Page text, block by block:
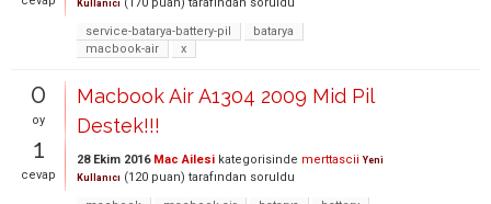
Kullanıcı
service-batarya-battery-pil
batarya
macbook-air
x
0
oy
1
cevap
Macbook Air A1304 2009 Mid Pil
Destek!!!
28 Ekim 2016 Mac Ailesi kategorisinde merttascii Yeni
Kullanıcı (120 puan) tarafından soruldu